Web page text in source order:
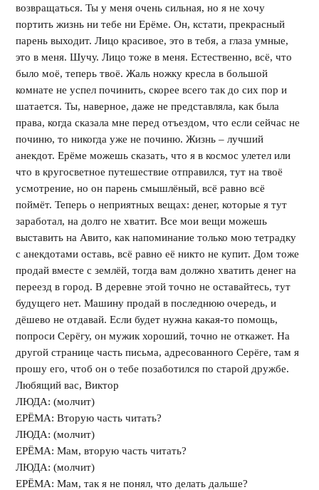
возвращаться. Ты у меня очень сильная, но я не хочу
портить жизнь ни тебе ни Ерёме. Он, кстати, прекрасный
парень выходит. Лицо красивое, это в тебя, а глаза умные,
это в меня. Шучу. Лицо тоже в меня. Естественно, всё, что
было моё, теперь твоё. Жаль ножку кресла в большой
комнате не успел починить, скорее всего так до сих пор и
шатается. Ты, наверное, даже не представляла, как была
права, когда сказала мне перед отъездом, что если сейчас не
починю, то никогда уже не починю. Жизнь – лучший
анекдот. Ерёме можешь сказать, что я в космос улетел или
что в кругосветное путешествие отправился, тут на твоё
усмотрение, но он парень смышлёный, всё равно всё
поймёт. Теперь о неприятных вещах: денег, которые я тут
заработал, на долго не хватит. Все мои вещи можешь
выставить на Авито, как напоминание только мою тетрадку
с анекдотами оставь, всё равно её никто не купит. Дом тоже
продай вместе с землёй, тогда вам должно хватить денег на
переезд в город. В деревне этой точно не оставайтесь, тут
будущего нет. Машину продай в последнюю очередь, и
дёшево не отдавай. Если будет нужна какая-то помощь,
попроси Серёгу, он мужик хороший, точно не откажет. На
другой странице часть письма, адресованного Серёге, там я
прошу его, чтоб он о тебе позаботился по старой дружбе.
Любящий вас, Виктор
ЛЮДА: (молчит)
ЕРЁМА: Вторую часть читать?
ЛЮДА: (молчит)
ЕРЁМА: Мам, вторую часть читать?
ЛЮДА: (молчит)
ЕРЁМА: Мам, так я не понял, что делать дальше?